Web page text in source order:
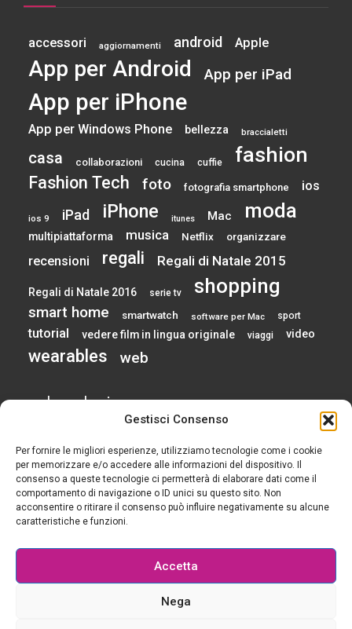
Gestisci Consenso
Per fornire le migliori esperienze, utilizziamo tecnologie come i cookie
per memorizzare e/o accedere alle informazioni del dispositivo. Il
consenso a queste tecnologie ci permetterà di elaborare dati come il
comportamento di navigazione o ID unici su questo sito. Non
acconsentire o ritirare il consenso può influire negativamente su alcune
caratteristiche e funzioni.
Accetta
Nega
accessori aggiornamenti android Apple
App per Android App per iPad
App per iPhone
App per Windows Phone bellezza braccialetti
casa collaborazioni cucina cuffie fashion
Fashion Tech foto fotografia smartphone ios
ios 9 iPad iPhone itunes Mac moda
multipiattaforma musica Netflix organizzare
recensioni regali Regali di Natale 2015
Regali di Natale 2016 serie tv shopping
smart home smartwatch software per Mac sport
tutorial vedere film in lingua originale viaggi video
wearables web
calendario
AGOSTO 2026
L M M G V S
1
2
10
11 12 13 14 15
16
20